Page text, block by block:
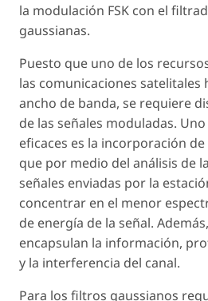
la modulación FSK con el
gaussianas.
Puesto que uno de los
las comunicaciones satelitales
ancho de banda, se requiere
de las señales moduladas.
eficaces es la incorporación
que por medio del análisis de
señales enviadas por la
concentrar en el menor
de energía de la señal.
encapsulan la información,
y la interferencia del canal.
Para los filtros gaussianos